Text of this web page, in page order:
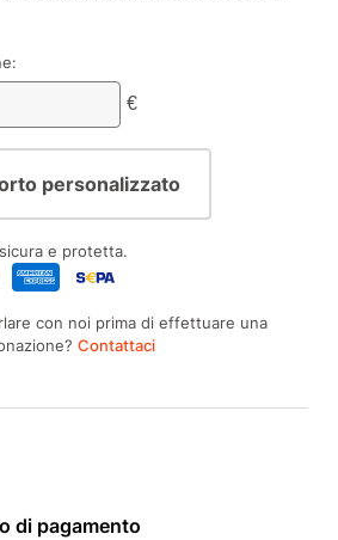
€
personalizzato
e protetta.
con noi prima di effettuare una
Contattaci
di pagamento